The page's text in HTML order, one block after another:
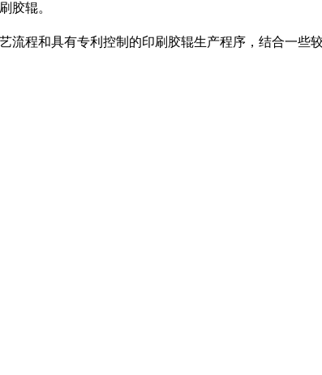
胶辊。
程和具有专利控制的印刷胶辊生产程序，结合一些